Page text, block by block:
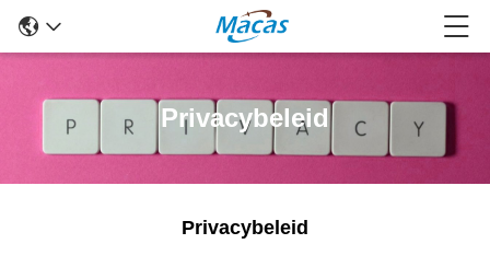
Privacybeleid
Privacybeleid